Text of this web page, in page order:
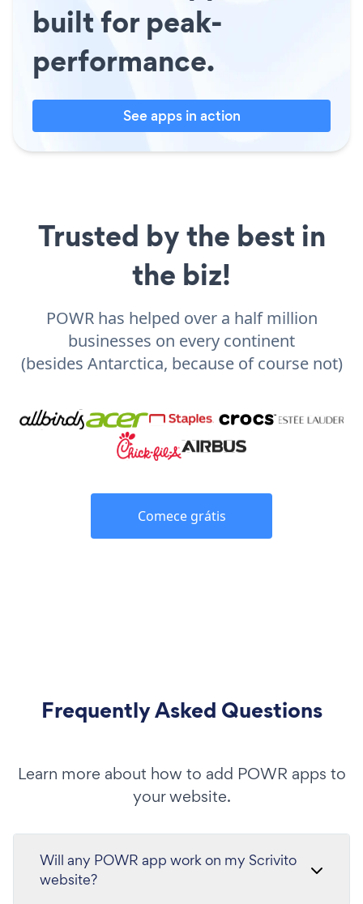
built for peak-
performance.
See apps in action
Trusted by the best in
the biz!
POWR has helped over a half million
businesses on every continent
(besides Antarctica, because of course not)
Comece grátis
Frequently Asked Questions
Learn more about how to add POWR apps to
your website.
Will any POWR app work on my Scrivito
website?